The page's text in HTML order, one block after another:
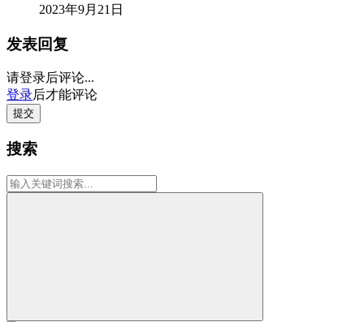
2023年9月21日
发表回复
请登录后评论...
登录后才能评论
提交
搜索